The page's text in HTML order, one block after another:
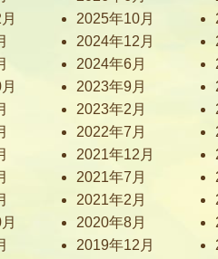
2025年10月
2024年12月
2024年6月
2023年9月
2023年2月
2022年7月
2021年12月
2021年7月
2021年2月
2020年8月
2019年12月